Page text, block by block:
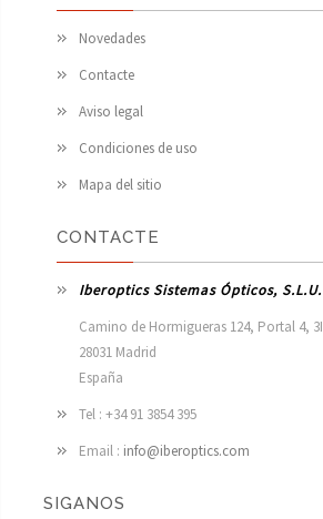
Novedades
Contacte
Aviso legal
Condiciones de uso
Mapa del sitio
CONTACTE
Iberoptics Sistemas Ópticos, S.L.U.
Camino de Hormigueras 124, Portal 4, 3I
28031 Madrid
España
Tel : +34 91 3854 395
Email : info@iberoptics.com
SIGANOS